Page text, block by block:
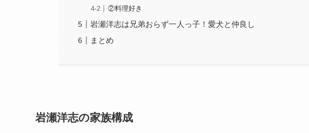
②料理好き
岩瀬洋志は兄弟おらず一人っ子！愛犬と仲良し
まとめ
岩瀬洋志の家族構成